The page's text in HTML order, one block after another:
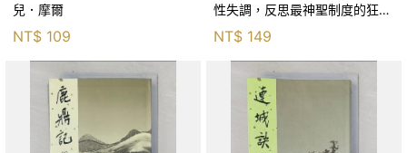
兒．摩爾
NT$ 109
性失調，反思最神聖制度的狂亂
NT$ 149